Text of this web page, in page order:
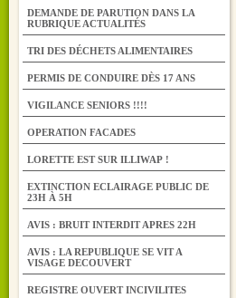
DEMANDE DE PARUTION DANS LA
RUBRIQUE ACTUALITÉS
TRI DES DÉCHETS ALIMENTAIRES
PERMIS DE CONDUIRE DÈS 17 ANS
VIGILANCE SENIORS !!!!
OPERATION FACADES
LORETTE EST SUR ILLIWAP !
EXTINCTION ECLAIRAGE PUBLIC DE
23H À 5H
AVIS : BRUIT INTERDIT APRES 22H
AVIS : LA REPUBLIQUE SE VIT A
VISAGE DECOUVERT
REGISTRE OUVERT INCIVILITES